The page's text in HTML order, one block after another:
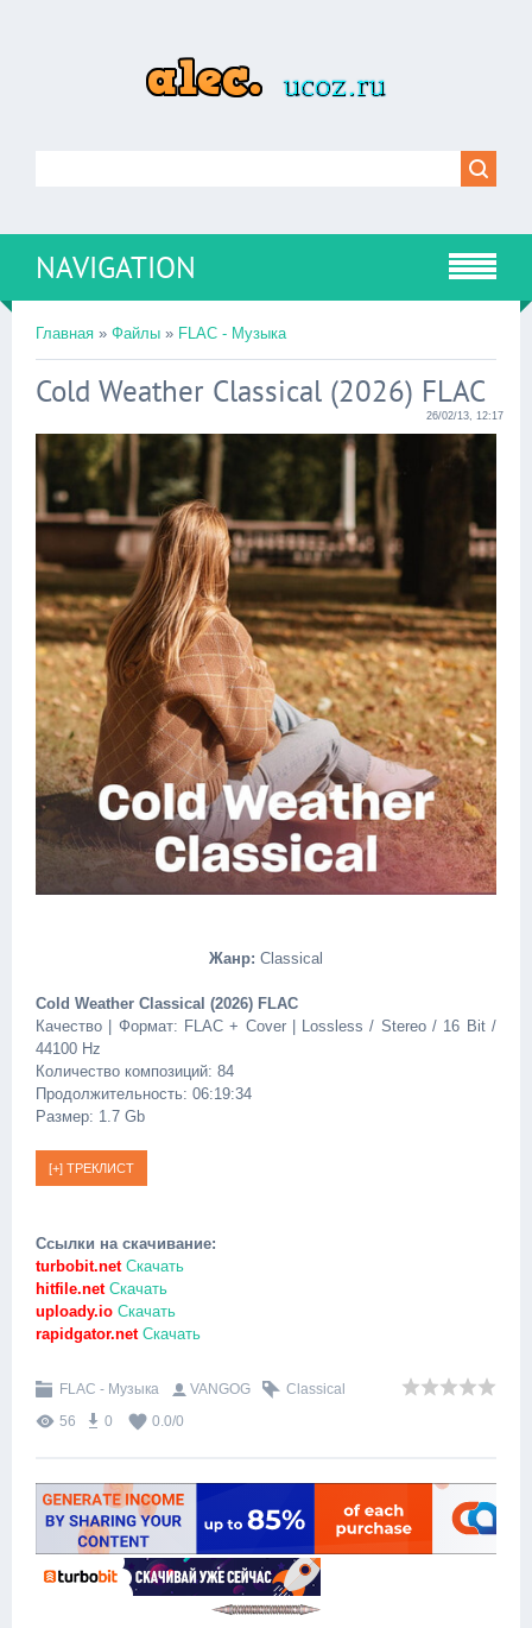
NAVIGATION
Главная » Файлы » FLAC - Музыка
Cold Weather Classical (2026) FLAC
26/02/13, 12:17
Жанр: Classical
Cold Weather Classical (2026) FLAC
Качество | Формат: FLAC + Cover | Lossless / Stereo / 16 Bit /
44100 Hz
Количество композиций: 84
Продолжительность: 06:19:34
Размер: 1.7 Gb
Ссылки на скачивание:
turbobit.netСкачать
hitfile.netСкачать
uploady.io Скачать
rapidgator.netСкачать
FLAC - Музыка VANGOG
Classical
56
0 0.0/0